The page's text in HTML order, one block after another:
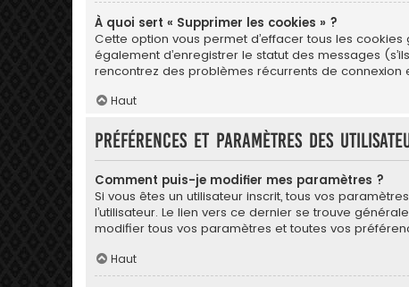
À quoi sert « Supprimer les cookies » ?
Cette option vous permet d’effacer tous les
également d’enregistrer le statut des messages
rencontrez des problèmes récurrents de
Haut
Préférences et paramètres des
Comment puis-je modifier mes paramètres ?
Si vous êtes un utilisateur inscrit, tous vos
l’utilisateur. Le lien vers ce dernier se trouve
modifier tous vos paramètres et toutes vos
Haut